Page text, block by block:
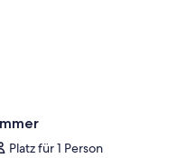
Platz für 1 Person